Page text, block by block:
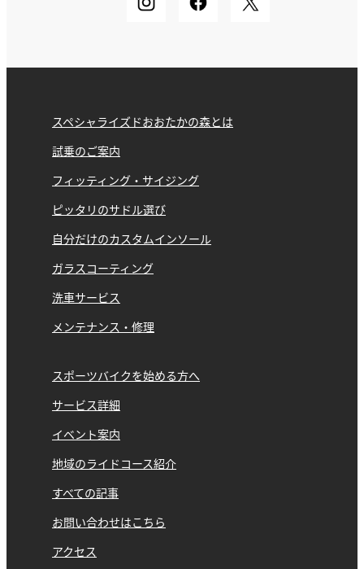
スペシャライズドおおたかの森とは
試乗のご案内
フィッティング・サイジング
ピッタリのサドル選び
自分だけのカスタムインソール
ガラスコーティング
洗車サービス
メンテナンス・修理
スポーツバイクを始める方へ
サービス詳細
イベント案内
地域のライドコース紹介
すべての記事
お問い合わせはこちら
アクセス